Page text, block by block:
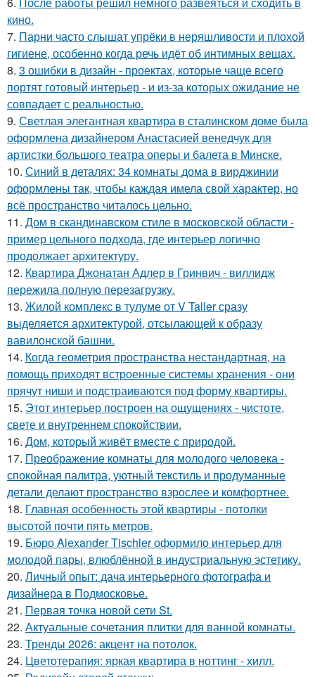
кино.
7. Парни часто слышат упрёки в неряшливости и плохой
гигиене, особенно когда речь идёт об интимных вещах.
8. 3 ошибки в дизайн - проектах, которые чаще всего
портят готовый интерьер - и из-за которых ожидание не
совпадает с реальностью.
9. Светлая элегантная квартира в сталинском доме была
оформлена дизайнером Анастасией венедчук для
артистки большого театра оперы и балета в Минске.
10. Синий в деталях: 34 комнаты дома в вирджинии
оформлены так, чтобы каждая имела свой характер, но
всё пространство читалось цельно.
11. Дом в скандинавском стиле в московской области -
пример цельного подхода, где интерьер логично
продолжает архитектуру.
12. Квартира Джонатан Адлер в Гринвич - виллидж
пережила полную перезагрузку.
13. Жилой комплекс в тулуме от V Taller сразу
выделяется архитектурой, отсылающей к образу
вавилонской башни.
14. Когда геометрия пространства нестандартная, на
помощь приходят встроенные системы хранения - они
прячут ниши и подстраиваются под форму квартиры.
15. Этот интерьер построен на ощущениях - чистоте,
свете и внутреннем спокойствии.
16. Дом, который живёт вместе с природой.
17. Преображение комнаты для молодого человека -
спокойная палитра, уютный текстиль и продуманные
детали делают пространство взрослее и комфортнее.
18. Главная особенность этой квартиры - потолки
высотой почти пять метров.
19. Бюро Alexander Tischler оформило интерьер для
молодой пары, влюблённой в индустриальную эстетику.
20. Личный опыт: дача интерьерного фотографа и
дизайнера в Подмосковье.
21. Первая точка новой сети St.
22. Актуальные сочетания плитки для ванной комнаты.
23. Тренды 2026: акцент на потолок.
24. Цветотерапия: яркая квартира в ноттинг - хилл.